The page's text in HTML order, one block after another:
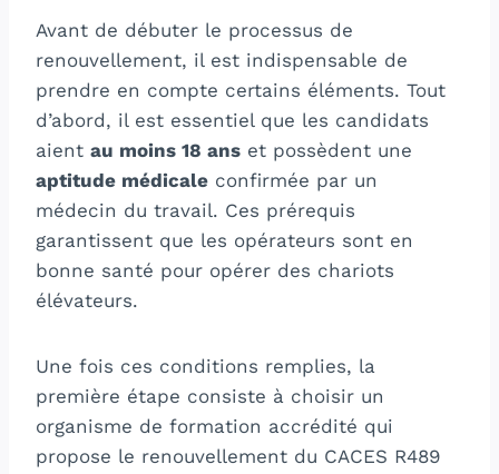
Avant de débuter le processus de
renouvellement, il est indispensable de
prendre en compte certains éléments. Tout
d’abord, il est essentiel que les candidats
aient au moins 18 ans et possèdent une
aptitude médicale confirmée par un
médecin du travail. Ces prérequis
garantissent que les opérateurs sont en
bonne santé pour opérer des chariots
élévateurs.
Une fois ces conditions remplies, la
première étape consiste à choisir un
organisme de formation accrédité qui
propose le renouvellement du CACES R489